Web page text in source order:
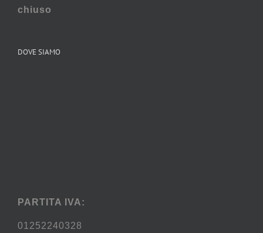
chiuso
DOVE SIAMO
PARTITA IVA:
01252240328